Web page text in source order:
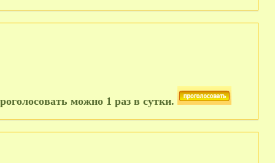
можно 1 раз в сутки.